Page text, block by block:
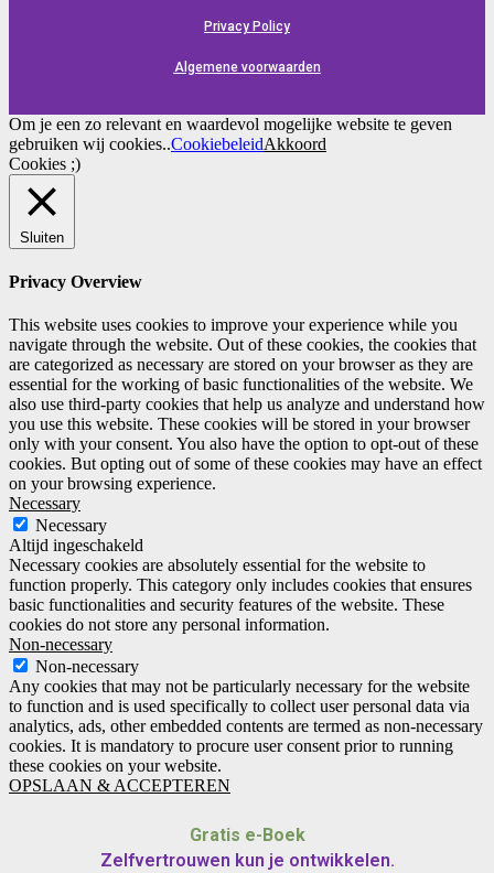
Privacy Policy
Algemene voorwaarden
Om je een zo relevant en waardevol mogelijke website te geven
gebruiken wij cookies..CookiebeleidAkkoord
Cookies ;)
Sluiten
Privacy Overview
This website uses cookies to improve your experience while you
navigate through the website. Out of these cookies, the cookies that
are categorized as necessary are stored on your browser as they are
essential for the working of basic functionalities of the website. We
also use third-party cookies that help us analyze and understand how
you use this website. These cookies will be stored in your browser
only with your consent. You also have the option to opt-out of these
cookies. But opting out of some of these cookies may have an effect
on your browsing experience.
Necessary
Necessary
Altijd ingeschakeld
Necessary cookies are absolutely essential for the website to
function properly. This category only includes cookies that ensures
basic functionalities and security features of the website. These
cookies do not store any personal information.
Non-necessary
Non-necessary
Any cookies that may not be particularly necessary for the website
to function and is used specifically to collect user personal data via
analytics, ads, other embedded contents are termed as non-necessary
cookies. It is mandatory to procure user consent prior to running
these cookies on your website.
OPSLAAN & ACCEPTEREN
Gratis e-Boek
Zelfvertrouwen kun je ontwikkelen.